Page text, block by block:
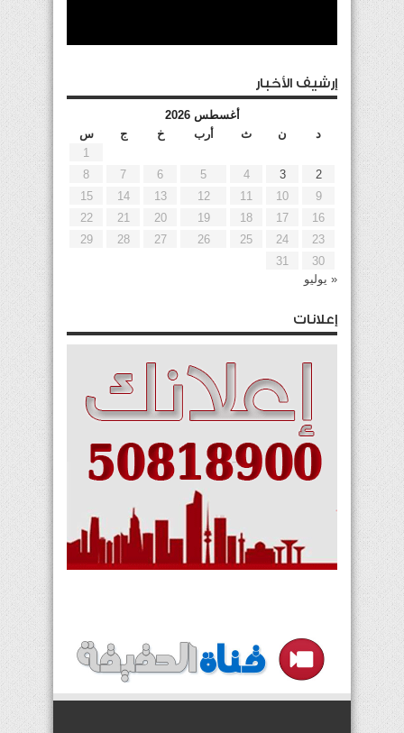
إرشيف الأخبار
أغسطس 2026
د
ن ث أرب خ ج
س
1
2
3
4
5
6
7
8
9
10
11
12
13
14
15
16
17
18
19
20
21
22
23
24
25
26
27
28
29
30
31
« يوليو
إعلانات